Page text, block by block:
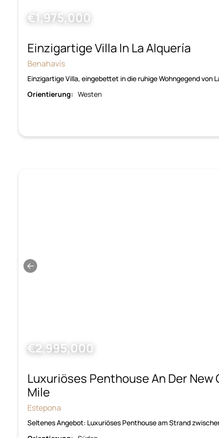
€1,975,000
Einzigartige Villa In La Alquería
Benahavís
Einzigartige Villa, eingebettet in die ruhige Wohngegend von
Orientierung: Westen
←
€2,995,000
Luxuriöses Penthouse An Der New
Mile
Estepona
Seltenes Angebot: Luxuriöses Penthouse am Strand